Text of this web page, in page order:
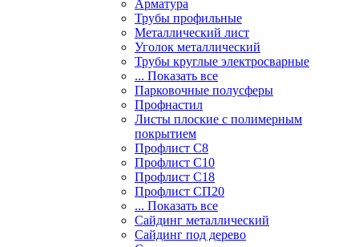
Арматура
Трубы профильные
Металлический лист
Уголок металлический
Трубы круглые электросварные
... Показать все
Парковочные полусферы
Профнастил
Листы плоские с полимерным
покрытием
Профлист С8
Профлист С10
Профлист С18
Профлист СП20
... Показать все
Сайдинг металлический
Cайдинг под дерево